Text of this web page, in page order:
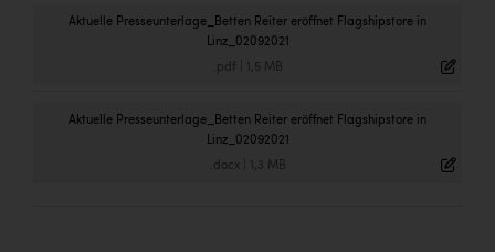
Aktuelle Presseunterlage_Betten Reiter eröffnet Flagshipstore in
Linz_02092021
.pdf 1,5 MB
Aktuelle Presseunterlage_Betten Reiter eröffnet Flagshipstore in
Linz_02092021
.docx| 1,3 MB